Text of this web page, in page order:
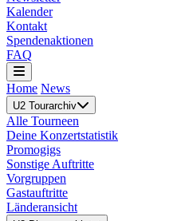
Kalender
Kontakt
Spendenaktionen
FAQ
Home News
U2 Tourarchiv
Alle Tourneen
Deine Konzertstatistik
Promogigs
Sonstige Auftritte
Vorgruppen
Gastauftritte
Länderansicht